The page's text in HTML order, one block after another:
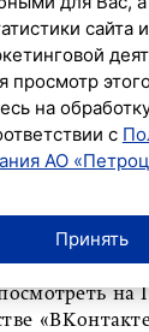
фильм «В
из
БДТ.
ректор
А. Я.
фильм об
на
сайта
просмотр
на
с
АО
Принять